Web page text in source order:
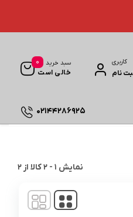
کاربری
نام
سبد خرید
خالی است
0
02144286925
نمایش 1
-
2کالا از 2